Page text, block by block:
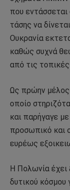
που εντάσσεται
τάσης να
Ουκρανία
καθώς συχνά
από τις
Ως πρώην
οποίο
και παρήγαγε
προσωπικό και
ευρέως
Η Πολωνία έχει
δυτικού κόσμου